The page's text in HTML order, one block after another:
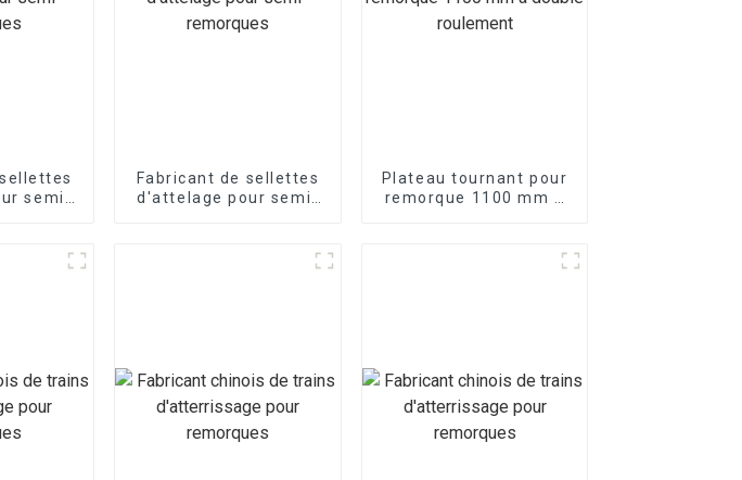
semi-
Fabricant de sellettes
d'attelage pour semi-
Plateau tournant pour
remorque 1100 mm à